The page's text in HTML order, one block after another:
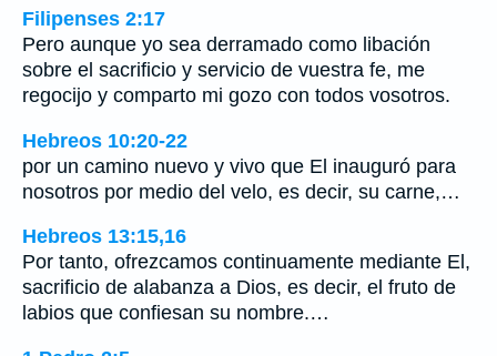
Filipenses 2:17
Pero aunque yo sea derramado como libación
sobre el sacrificio y servicio de vuestra fe, me
regocijo y comparto mi gozo con todos vosotros.
Hebreos 10:20-22
por un camino nuevo y vivo que El inauguró para
nosotros por medio del velo, es decir, su carne,…
Hebreos 13:15,16
Por tanto, ofrezcamos continuamente mediante El,
sacrificio de alabanza a Dios, es decir, el fruto de
labios que confiesan su nombre.…